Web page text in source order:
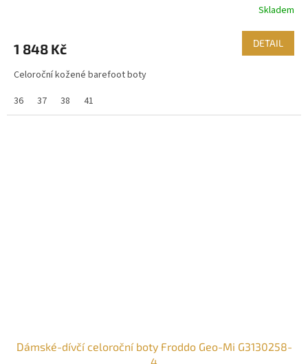
Skladem
1 848 Kč DETAIL
Celoroční kožené barefoot boty
36
37 38 41
Dámské-dívčí celoroční boty Froddo Geo-Mi G3130258-